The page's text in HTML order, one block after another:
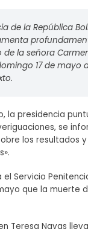
de la República
la señora
17 de mayo
la presidencia
se
los resultados
el Servicio
que la muerte
Teresa Navas